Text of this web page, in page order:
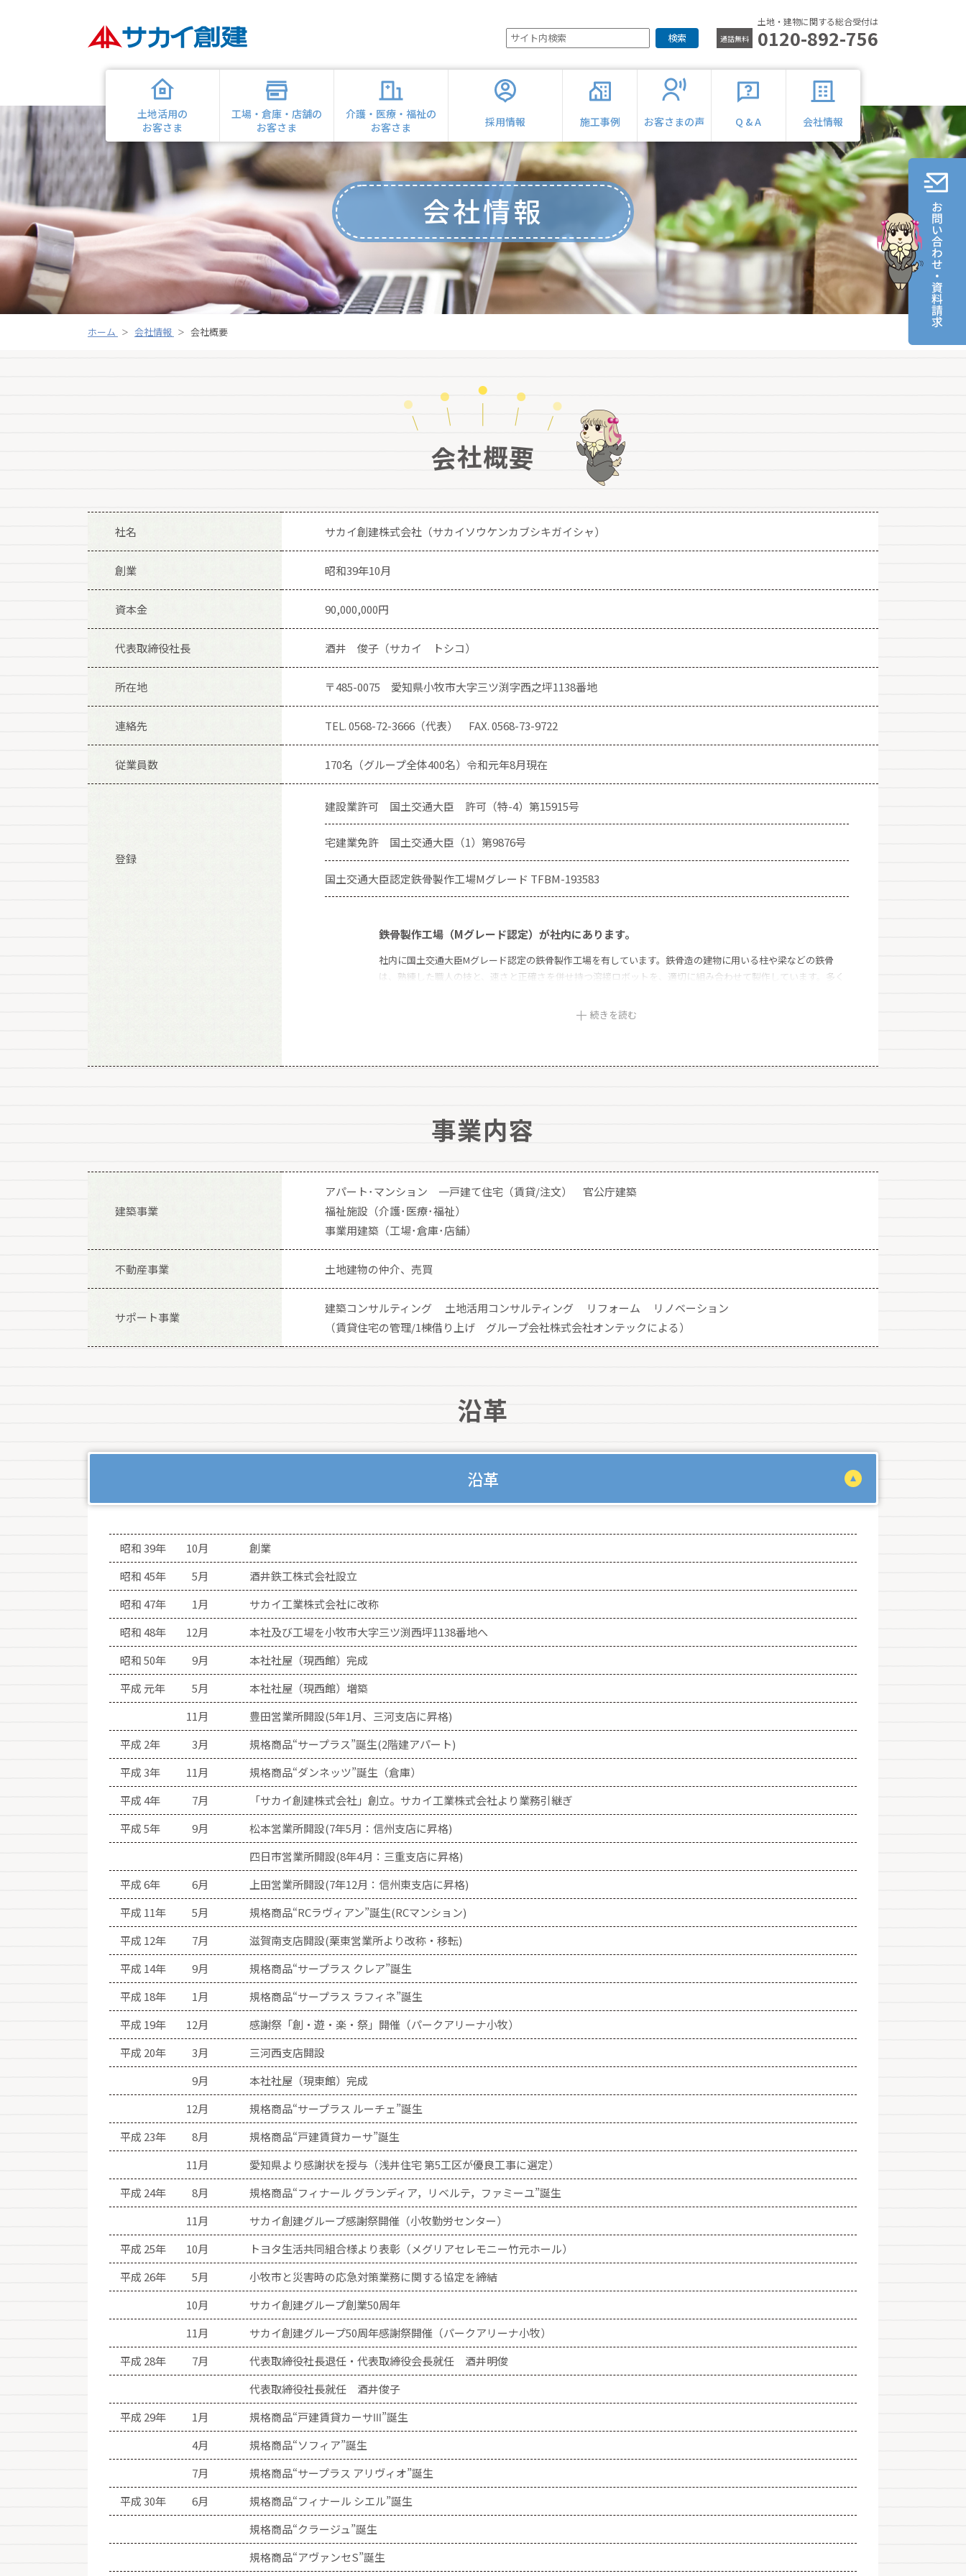
検索
土地・建物に関する総合受付は
通話無料 0120-892-756
土地活用の
お客さま
工場・倉庫・店舗の
お客さま
介護・医療・福祉の
お客さま
採用情報 施工事例 お客さまの声 Q & A 会社情報
会社情報
ホーム 会社情報 会社概要
会社概要
社名 サカイ創建株式会社 （サカイソウケンカブシキガイシャ）
創業 昭和39年10月
資本金 90,000,000円
代表取締役社長 酒井 俊子（サカイ トシコ）
所在地 〒485-0075 愛知県小牧市大字三ツ渕字西之坪1138番地
連絡先 TEL.0568-72-3666 （代表） FAX. 0568-73-9722
従業員数 170名（グループ全体400名）令和元年8月現在
登録
建設業許可 国土交通大臣 許可（特-4）第15915号
宅建業免許 国土交通大臣（1）第9876号
国土交通大臣認定鉄骨製作工場Mグレード TFBM-193583
鉄骨製作工場（Mグレード認定）が社内にあります。
社内に国土交通大臣Mグレード認定の鉄骨製作工場を有しています。鉄骨造の建物に用いる柱や梁などの鉄骨
は、熟練した職人の技と、速さと正確さを併せ持つ溶接ロボットを、適切に組み合わせて製作しています。多く
続きを読む
事業内容
建築事業
アパート･マンション 一戸建て住宅（賃貸/注文） 官公庁建築
福祉施設（介護･医療･福祉）
事業用建築（工場･倉庫･店舗）
不動産事業 土地建物の仲介、売買
サポート事業
建築コンサルティング 土地活用コンサルティング リフォーム
リノベーション
（賃貸住宅の管理/1棟借り上げ グループ会社株式会社オンテックによる）
沿革
沿革
昭和 39年 10月
創業
昭和 45年
5月
酒井鉄工株式会社設立
昭和 47年
1月
サカイ工業株式会社に改称
昭和 48年
12月
本社及び工場を小牧市大字三ツ渕西坪1138番地へ
昭和 50年
9月
本社社屋（現西館）完成
平成 元年
5月
本社社屋（現西館）増築
11月
豊田営業所開設(5年1月、三河支店に昇格)
平成 2年
3月
規格商品“サープラス”誕生(2階建アパート)
平成 3年
11月
規格商品“ダンネッツ”誕生（倉庫）
平成 4年
7月
「サカイ創建株式会社」創立。サカイ工業株式会社より業務引継ぎ
平成 5年
9月
松本営業所開設(7年5月：信州支店に昇格)
四日市営業所開設(8年4月：三重支店に昇格)
平成 6年
6月
上田営業所開設(7年12月：信州東支店に昇格)
平成 11年
5月
規格商品“RCラヴィアン”誕生(RCマンション)
平成 12年
7月
滋賀南支店開設(栗東営業所より改称・移転)
平成 14年
9月
規格商品“サープラス クレア”誕生
平成 18年
1月
規格商品“サープラス ラフィネ”誕生
平成 19年
12月
感謝祭「創・遊・楽・祭」開催（パークアリーナ小牧）
平成 20年
3月
三河西支店開設
9月
本社社屋（現東館）完成
12月
規格商品“サープラス ルーチェ”誕生
平成 23年
8月
規格商品“戸建賃貸カーサ”誕生
11月
愛知県より感謝状を授与（浅井住宅 第5工区が優良工事に選定）
平成 24年
8月
規格商品“フィナール グランディア，リベルテ，ファミーユ”誕生
11月
サカイ創建グループ感謝祭開催（小牧勤労センター）
平成 25年
10月
トヨタ生活共同組合様より表彰（メグリアセレモニー竹元ホール）
平成 26年
5月
小牧市と災害時の応急対策業務に関する協定を締結
10月
サカイ創建グループ創業50周年
11月
サカイ創建グループ50周年感謝祭開催（パークアリーナ小牧）
平成 28年
7月
代表取締役社長退任・代表取締役会長就任 酒井明俊
代表取締役社長就任 酒井俊子
平成 29年
1月
規格商品“戸建賃貸カーサⅢ”誕生
4月
規格商品“ソフィア”誕生
7月
規格商品“サープラス アリヴィオ”誕生
平成 30年
6月
規格商品“フィナール シエル”誕生
規格商品“クラージュ”誕生
規格商品“アヴァンセS”誕生